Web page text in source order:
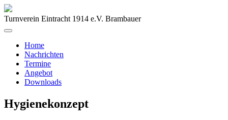
Turnverein Eintracht 1914 e.V. Brambauer
Home
Nachrichten
Termine
Angebot
Downloads
Hygienekonzept